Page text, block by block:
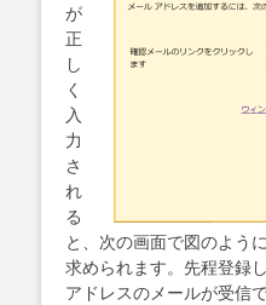
が
正
し
く
入
力
さ
れ
る
と、次の画面で図のよう
求められます。先程登録
アドレスのメールが受信